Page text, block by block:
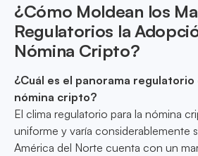
¿Cómo Moldean los
Regulatorios la
Nómina Cripto?
¿Cuál es el panorama regulatorio
nómina cripto?
El clima regulatorio para la nómina
uniforme y varía considerablemente
América del Norte cuenta con un